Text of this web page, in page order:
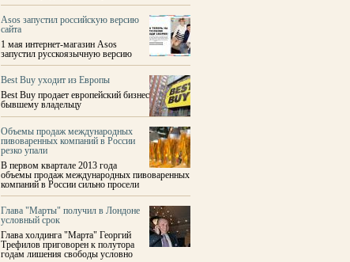
Asos запустил российскую версию
сайта
1 мая интернет-магазин Asos
запустил русскоязычную версию
Best Buy уходит из Европы
Best Buy продает европейский бизнес
бывшему владельцу
Объемы продаж международных
пивоваренных компаний в России
резко упали
В первом квартале 2013 года
объемы продаж международных пивоваренных
компаний в России сильно просели
Глава "Марты" получил в Лондоне
условный срок
Глава холдинга "Марта" Георгий
Трефилов приговорен к полутора
годам лишения свободы условно